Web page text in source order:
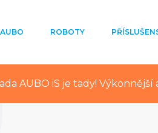
ROBOTY
AUBO iS je tady!